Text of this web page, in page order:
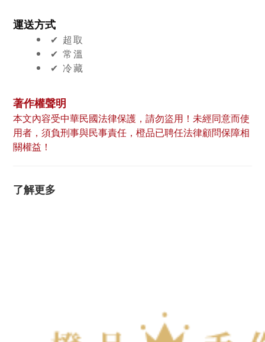
運送方式
✔︎ 超取
✔︎ 常溫
✔︎ 冷藏
著作權聲明
本文內容受中華民國法律保護，請勿盜用！未經同意而使
用者，須負刑事與民事責任，橙品已聘任法律顧問保障相
關權益！
了解更多